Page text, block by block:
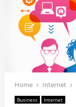
Home Internet
Business Internet